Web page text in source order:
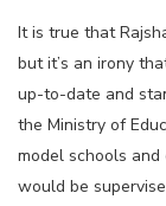
It is true that
but it’s an irony
up-to-date and
the Ministry of
model schools
would be